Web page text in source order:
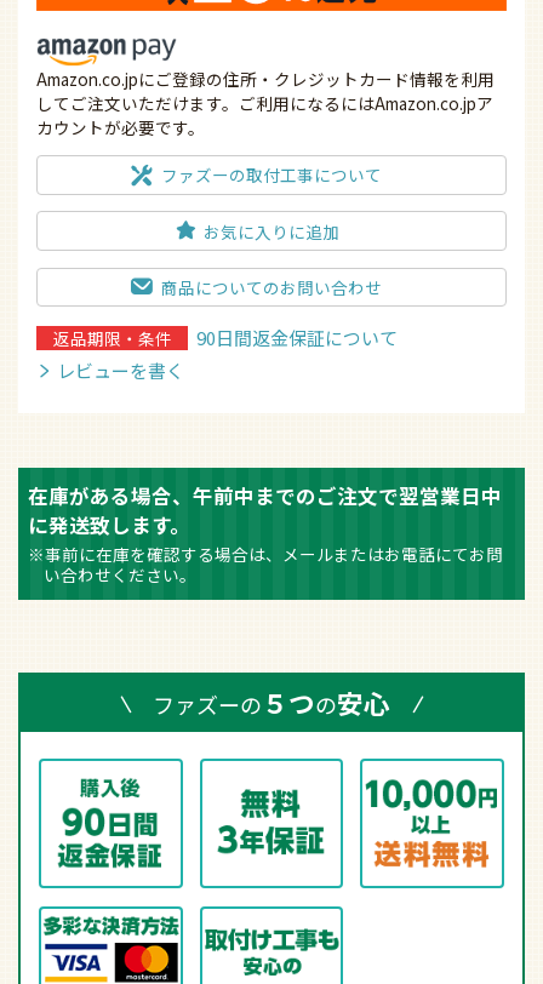
Amazon.co.jpにご登録の住所・クレジットカード情報を利用
してご注文いただけます。ご利用になるにはAmazon.co.jpア
カウントが必要です。
ファズーの取付工事について
お気に入りに追加
商品についてのお問い合わせ
返品期限・条件
90日間返金保証について
レビューを書く
在庫がある場合、午前中までのご注文で翌営業日中
に発送致します。
※事前に在庫を確認する場合は、メールまたはお電話にてお問
い合わせください。
ファズーの５つの安心